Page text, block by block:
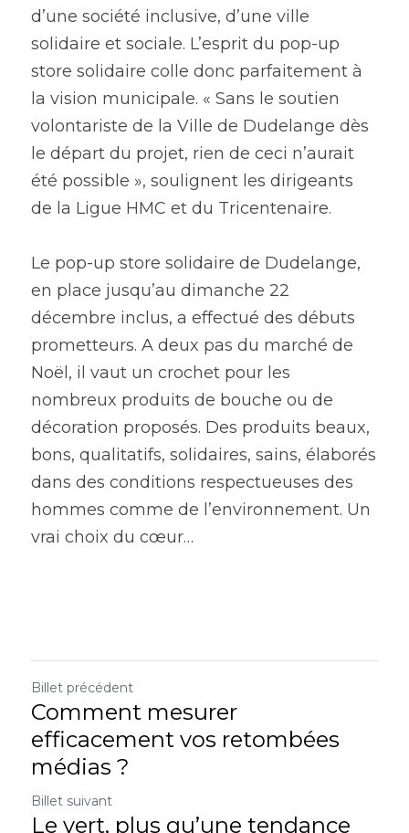
d’une société inclusive, d’une ville
solidaire et sociale. L’esprit du pop-up
store solidaire colle donc parfaitement à
la vision municipale. « Sans le soutien
volontariste de la Ville de Dudelange dès
le départ du projet, rien de ceci n’aurait
été possible », soulignent les dirigeants
de la Ligue HMC et du Tricentenaire.
Le pop-up store solidaire de Dudelange,
en place jusqu’au dimanche 22
décembre inclus, a effectué des débuts
prometteurs. A deux pas du marché de
Noël, il vaut un crochet pour les
nombreux produits de bouche ou de
décoration proposés. Des produits beaux,
bons, qualitatifs, solidaires, sains, élaborés
dans des conditions respectueuses des
hommes comme de l’environnement. Un
vrai choix du cœur…
Billet précédent
Comment mesurer
efficacement vos retombées
médias ?
Billet suivant
Le vert, plus qu’une tendance